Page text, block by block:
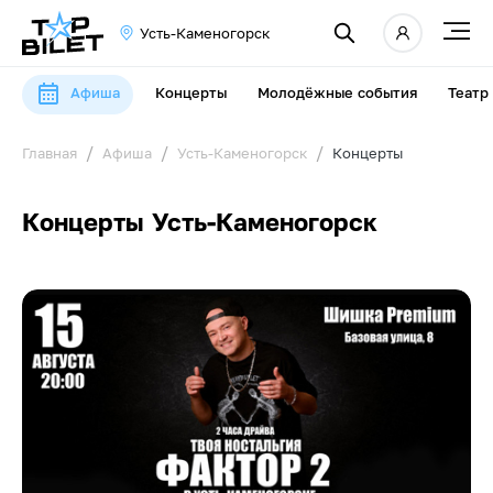
Усть-Каменогорск
Афиша Концерты Молодёжные события Театр
Главная Афиша Усть-Каменогорск Концерты
Концерты Усть-Каменогорск